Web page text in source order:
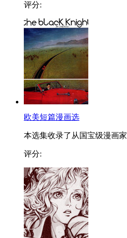
评分:
欧美短篇漫画选
本选集收录了从国宝级漫画
评分: